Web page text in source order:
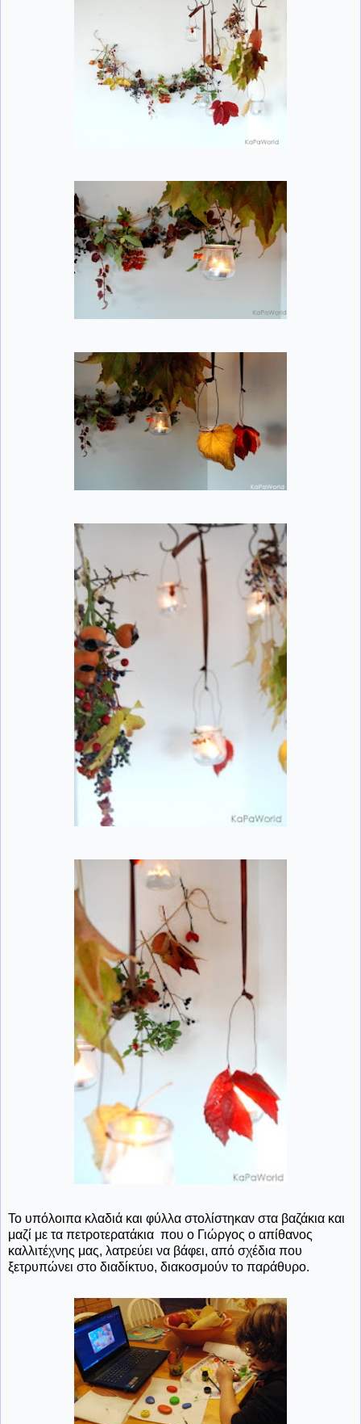
Το υπόλοιπα κλαδιά και φύλλα στολίστηκαν στα βαζάκια και
μαζί με τα πετροτερατάκια που ο Γιώργος ο απίθανος
καλλιτέχνης μας, λατρεύει να βάφει, από σχέδια που
ξετρυπώνει στο διαδίκτυο, διακοσμούν το παράθυρο.